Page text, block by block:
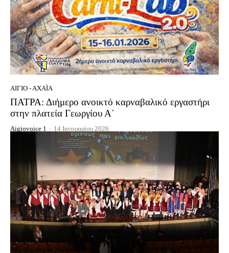
ΑΊΓΙΟ - ΑΧΑΪ́Α
ΠΑΤΡΑ: Διήμερο ανοικτό καρναβαλικό εργαστήρι
στην πλατεία Γεωργίου Α΄
Aigiovoice 1 - 14 Ιανουαρίου 2026